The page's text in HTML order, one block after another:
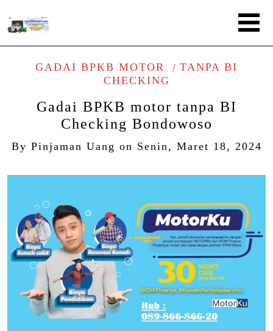
GADAI BPKB MOTOR
TANPA BI
CHECKING
Gadai BPKB motor tanpa BI
Checking Bondowoso
By Pinjaman Uang on Senin, Maret 18, 2024